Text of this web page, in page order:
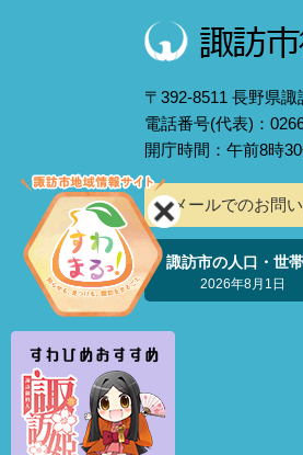
〒392-8511 長野県
電話番号(代表)：
開庁時間：午前8時
メールでのお問
諏訪市の人口・世
2026年8月1日